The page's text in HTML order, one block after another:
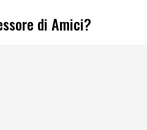
di Amici?